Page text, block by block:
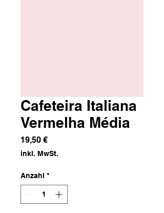
Cafeteira Italiana
Vermelha Média
19,50 €Preis
inkl. MwSt.
Anzahl *